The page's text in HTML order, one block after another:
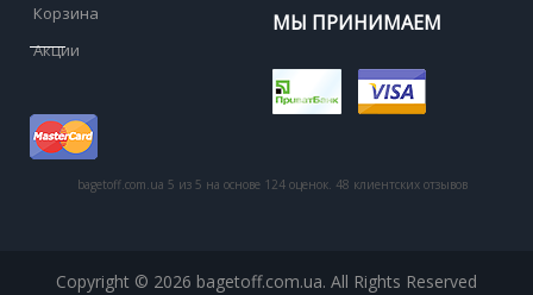
Корзина
Акции
МЫ ПРИНИМАЕМ
bagetoff.com.ua 5 из 5 на основе 124 оценок. 48 клиентских отзывов
Copyright © 2026 bagetoff.com.ua. All Rights Reserved